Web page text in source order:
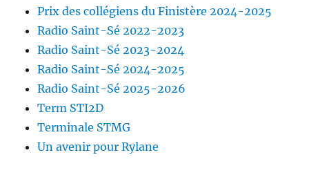
Prix des collégiens du Finistère 2024-2025
Radio Saint-Sé 2022-2023
Radio Saint-Sé 2023-2024
Radio Saint-Sé 2024-2025
Radio Saint-Sé 2025-2026
Term STI2D
Terminale STMG
Un avenir pour Rylane